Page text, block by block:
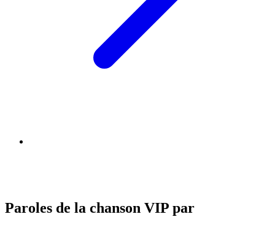
Paroles de la chanson VIP par